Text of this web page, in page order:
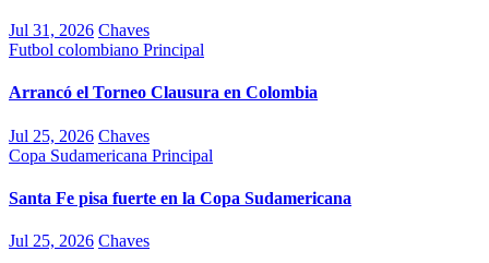
Jul 31, 2026 Chaves
Futbol colombiano Principal
Arrancó el Torneo Clausura en Colombia
Jul 25, 2026 Chaves
Copa Sudamericana Principal
Santa Fe pisa fuerte en la Copa Sudamericana
Jul 25, 2026 Chaves